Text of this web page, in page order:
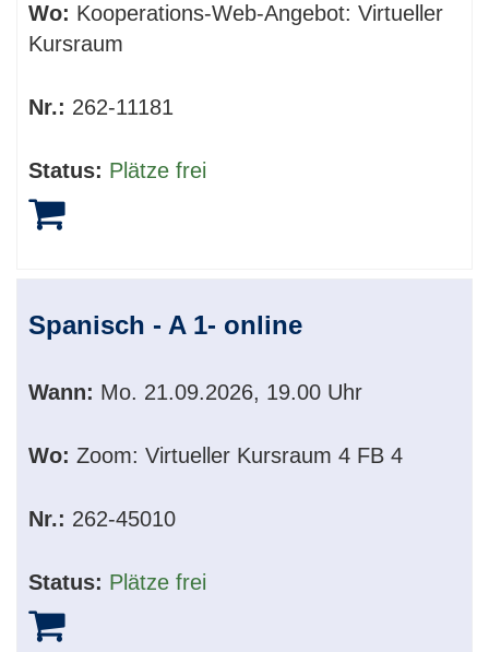
Wo: Kooperations-Web-Angebot: Virtueller
Kursraum
Nr.: 262-11181
Status: Plätze frei
Spanisch - A 1- online
Wann: Mo. 21.09.2026, 19.00 Uhr
Wo: Zoom: Virtueller Kursraum 4 FB 4
Nr.: 262-45010
Status: Plätze frei